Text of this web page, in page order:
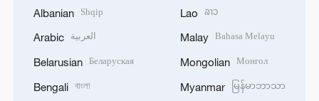
Albanian Shqip
Arabic العربية
Belarusian Беларуская
Bengali বাংলা
Lao ລາວ
Malay Bahasa Melayu
Mongolian Монгол
Myanmar မြန်မာဘာသာ